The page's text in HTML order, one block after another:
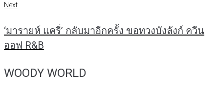
Next
Next
‘มารายห์ แครี่’ กลับมาอีกครั้ง ขอทวงบังลังก์ ควีน
ออฟ R&B
WOODY WORLD